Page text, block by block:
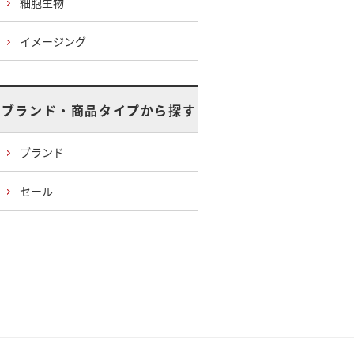
イメージング
ブランド・商品タイプから探す
ブランド
セール